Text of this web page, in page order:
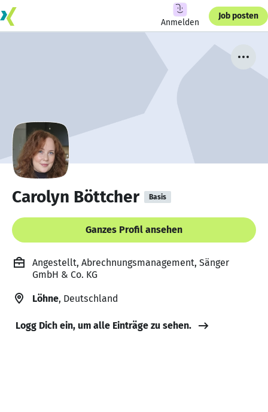
Anmelden
Job posten
Carolyn Böttcher Basis
Ganzes Profil ansehen
Angestellt, Abrechnungsmanagement, Sänger
GmbH & Co. KG
Löhne, Deutschland
Logg Dich ein, um alle Einträge zu sehen.